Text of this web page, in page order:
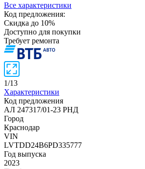
Все характеристики
Код предложения:
Скидка до 10%
Доступно для покупки
Требует ремонта
1/13
Характеристики
Код предложения
АЛ 247317/01-23 РНД
Город
Краснодар
VIN
LVTDD24B6PD335777
Год выпуска
2023